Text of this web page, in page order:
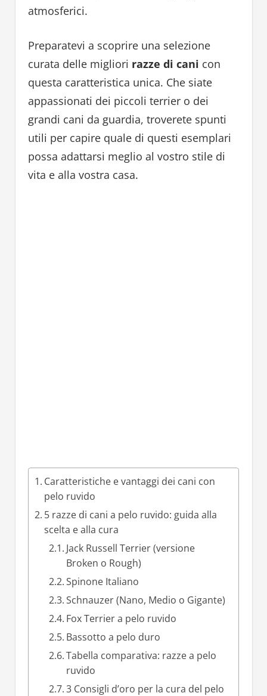
atmosferici.
Preparatevi a scoprire una selezione
curata delle migliori razze di cani con
questa caratteristica unica. Che siate
appassionati dei piccoli terrier o dei
grandi cani da guardia, troverete spunti
utili per capire quale di questi esemplari
possa adattarsi meglio al vostro stile di
vita e alla vostra casa.
Caratteristiche e vantaggi dei cani con
pelo ruvido
5 razze di cani a pelo ruvido: guida alla
scelta e alla cura
Jack Russell Terrier (versione
Broken o Rough)
Spinone Italiano
Schnauzer (Nano, Medio o Gigante)
Fox Terrier a pelo ruvido
Bassotto a pelo duro
Tabella comparativa: razze a pelo
ruvido
3 Consigli d’oro per la cura del pelo